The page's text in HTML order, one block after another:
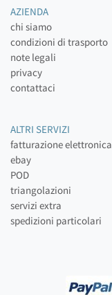
AZIENDA
chi siamo
condizioni di trasporto
note legali
privacy
contattaci
ALTRI SERVIZI
fatturazione elettronica
ebay
POD
triangolazioni
servizi extra
spedizioni particolari